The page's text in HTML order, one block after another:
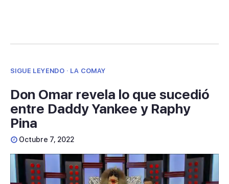
SIGUE LEYENDO · LA COMAY
Don Omar revela lo que sucedió
entre Daddy Yankee y Raphy
Pina
Octubre 7, 2022